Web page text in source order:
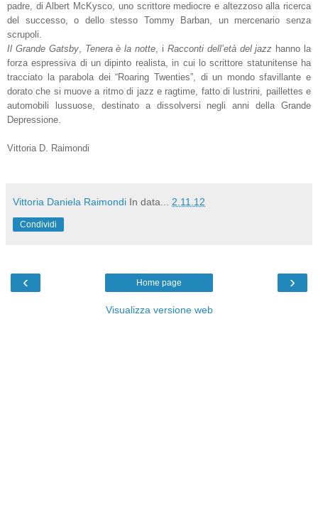
padre, di Albert McKysco, uno scrittore mediocre e altezzoso alla ricerca
del successo, o dello stesso Tommy Barban, un mercenario senza
scrupoli.
Il Grande Gatsby, Tenera è la notte, i Racconti dell’età del jazz hanno la
forza espressiva di un dipinto realista, in cui lo scrittore statunitense ha
tracciato la parabola dei “Roaring Twenties”, di un mondo sfavillante e
dorato che si muove a ritmo di jazz e ragtime, fatto di lustrini, paillettes e
automobili lussuose, destinato a dissolversi negli anni della Grande
Depressione.
Vittoria D. Raimondi
Vittoria Daniela Raimondi In data... 2.11.12
Condividi
‹ ›
Home page
Visualizza versione web